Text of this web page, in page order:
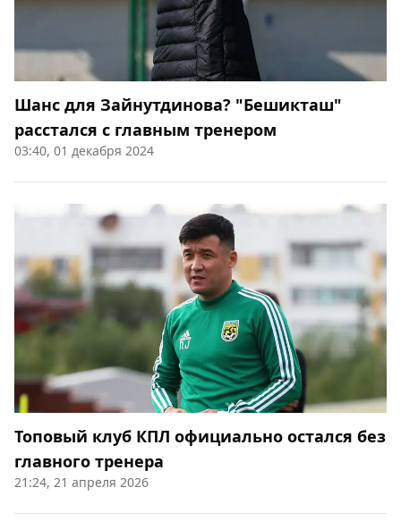
Шанс для Зайнутдинова? "Бешикташ"
расстался с главным тренером
03:40, 01 декабря 2024
Топовый клуб КПЛ официально остался без
главного тренера
21:24, 21 апреля 2026